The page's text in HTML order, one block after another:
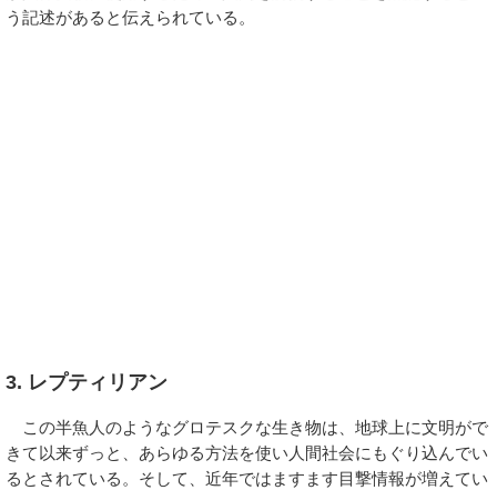
う記述があると伝えられている。
3. レプティリアン
この半魚人のようなグロテスクな生き物は、地球上に文明がで
きて以来ずっと、あらゆる方法を使い人間社会にもぐり込んでい
るとされている。そして、近年ではますます目撃情報が増えてい